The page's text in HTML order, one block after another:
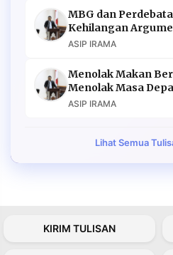
MBG dan
Kehilangan
ASIP IRAMA
Menolak Makan
Menolak Masa
ASIP IRAMA
Lihat Semua
KIRIM TULISAN